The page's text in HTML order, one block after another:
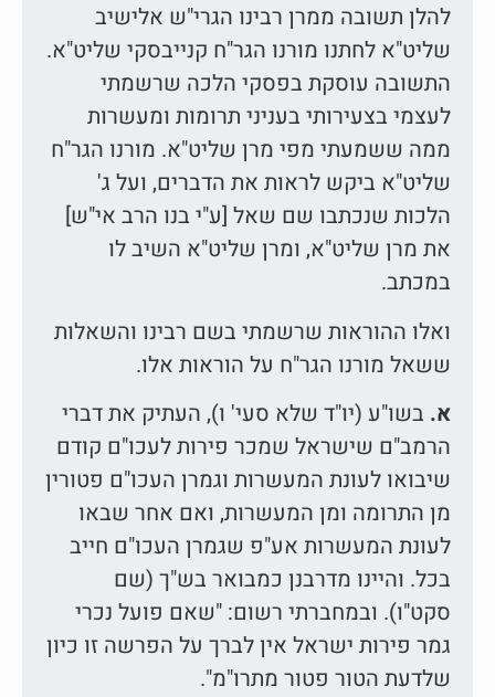
להלן תשובה ממרן רבינו הגרי"ש אלישיב
שליט"א לחתנו מורנו הגר"ח קנייבסקי שליט"א.
התשובה עוסקת בפסקי הלכה שרשמתי
לעצמי בצעירותי בעניני תרומות ומעשרות
ממה ששמעתי מפי מרן שליט"א. מורנו הגר"ח
שליט"א ביקש לראות את הדברים, ועל ג'
הלכות שנכתבו שם שאל [ע"י בנו הרב אי"ש]
את מרן שליט"א, ומרן שליט"א השיב לו
במכתב.
ואלו ההוראות שרשמתי בשם רבינו והשאלות
ששאל מורנו הגר"ח על הוראות אלו.
א. בשו"ע (יו"ד שלא סעי' ו), העתיק את דברי
הרמב"ם שישראל שמכר פירות לעכו"ם קודם
שיבואו לעונת המעשרות וגמרן העכו"ם פטורין
מן התרומה ומן המעשרות, ואם אחר שבאו
לעונת המעשרות אע"פ שגמרן העכו"ם חייב
בכל. והיינו מדרבנן כמבואר בש"ך (שם
סקט"ו). ובמחברתי רשום: "שאם פועל נכרי
גמר פירות ישראל אין לברך על הפרשה זו כיון
שלדעת הטור פטור מתרו"מ".